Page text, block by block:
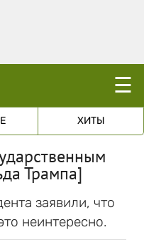
☰
ХИТЫ
Трампа]
заявили, что
неинтересно.